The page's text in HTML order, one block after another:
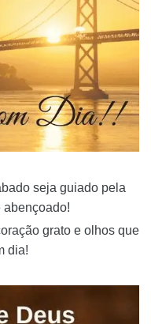
seja guiado pela
abençoado!
grato e olhos que
dia!